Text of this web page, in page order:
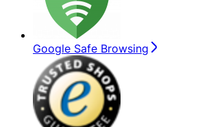
Google Safe Browsing